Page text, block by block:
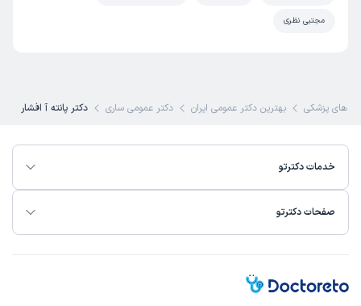
مجتبی نظری
های پزشکی بهترین دکتر عمومی ایران دکتر عمومی ساری دکتر پانته آ افشار
خدمات دکترتو
صفحات دکترتو